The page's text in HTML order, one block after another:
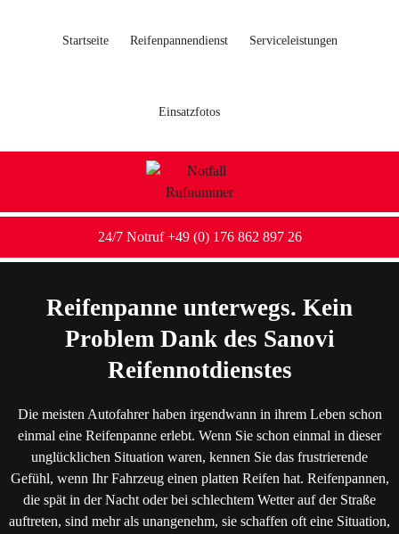
Startseite Reifenpannendienst Serviceleistungen
Einsatzfotos
24/7 Notruf +49 (0) 176 862 897 26
Reifenpanne unterwegs. Kein
Problem Dank des Sanovi
Reifennotdienstes
Die meisten Autofahrer haben irgendwann in ihrem Leben schon
einmal eine Reifenpanne erlebt. Wenn Sie schon einmal in dieser
unglücklichen Situation waren, kennen Sie das frustrierende
Gefühl, wenn Ihr Fahrzeug einen platten Reifen hat. Reifenpannen,
die spät in der Nacht oder bei schlechtem Wetter auf der Straße
auftreten, sind mehr als unangenehm, sie schaffen oft eine Situation,